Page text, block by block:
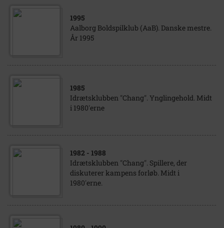
1995
Aalborg Boldspilklub (AaB). Danske mestre.
År 1995
1985
Idrætsklubben "Chang". Ynglingehold. Midt
i 1980'erne
1982 - 1988
Idrætsklubben "Chang". Spillere, der
diskuterer kampens forløb. Midt i
1980'erne.